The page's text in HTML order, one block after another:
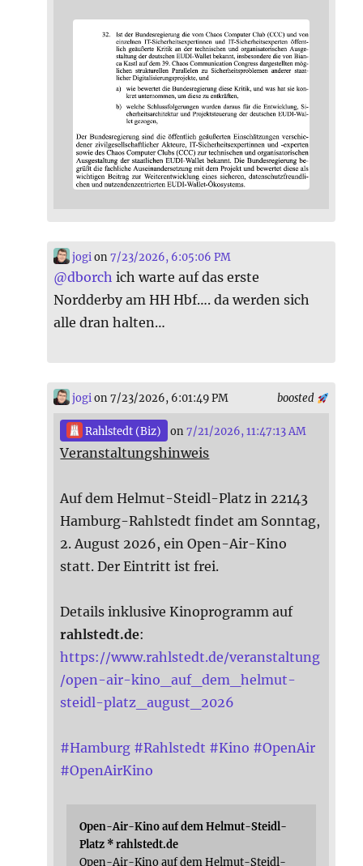
jogion7/23/2026, 6:05:06 PM
@dborch ich warte auf das erste
Nordderby am HH Hbf…. da werden sich
alle dran halten…
boosted
jogion 7/23/2026, 6:01:49 PM
Rahlstedt (Biz) on7/21/2026, 11:47:13 AM
Veranstaltungshinweis
Auf dem Helmut-Steidl-Platz in 22143
Hamburg-Rahlstedt findet am Sonntag,
2. August 2026, ein Open-Air-Kino
statt. Der Eintritt ist frei.
Details inklusive Kinoprogramm auf
rahlstedt.de:
https://www.rahlstedt.de/veranstaltung
/open-air-kino_auf_dem_helmut-
steidl-platz_august_2026
#Hamburg #Rahlstedt #Kino #OpenAir
#OpenAirKino
Open-Air-Kino auf dem Helmut-Steidl-
Platz * rahlstedt.de
Open-Air-Kino auf dem Helmut-Steidl-